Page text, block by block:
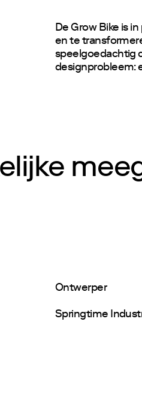
De Grow Bike is
en te
speelgoedachtig
designprobleem:
Ontwerper
Springtime